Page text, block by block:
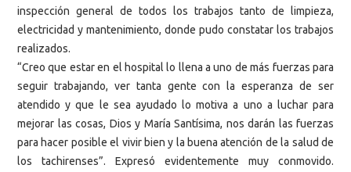
inspección general de todos los trabajos tanto de limpieza,
electricidad y mantenimiento, donde pudo constatar los trabajos
realizados.
“Creo que estar en el hospital lo llena a uno de más fuerzas para
seguir trabajando, ver tanta gente con la esperanza de ser
atendido y que le sea ayudado lo motiva a uno a luchar para
mejorar las cosas, Dios y María Santísima, nos darán las fuerzas
para hacer posible el vivir bien y la buena atención de la salud de
los tachirenses”. Expresó evidentemente muy conmovido.